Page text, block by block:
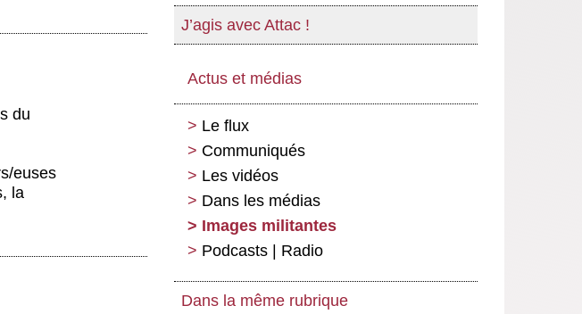
du
euses
la
J’agis avec Attac !
Actus et médias
Le flux
Communiqués
Les vidéos
Dans les médias
Images militantes
Podcasts | Radio
Dans la même rubrique